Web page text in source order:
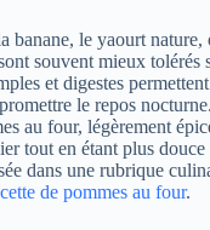
banane, le yaourt nature,
souvent mieux tolérés
et digestes
le repos
au four, légèrement
tout en étant plus douce
dans une rubrique
de pommes au four.